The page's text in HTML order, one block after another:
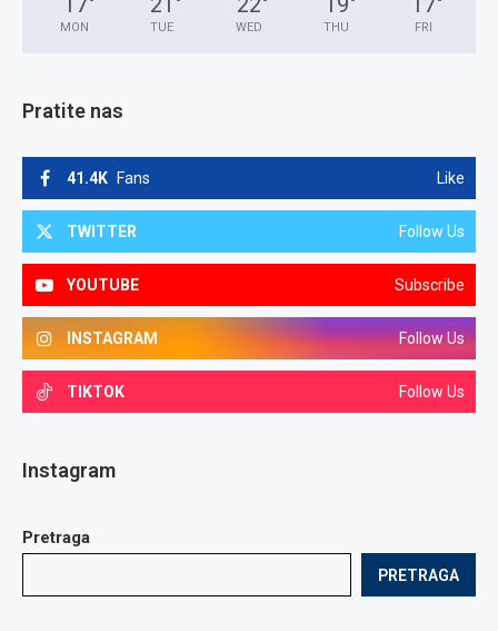
MON TUE WED THU FRI
Pratite nas
41.4K Fans Like
TWITTER Follow Us
YOUTUBE Subscribe
INSTAGRAM Follow Us
TIKTOK Follow Us
Instagram
Pretraga
PRETRAGA